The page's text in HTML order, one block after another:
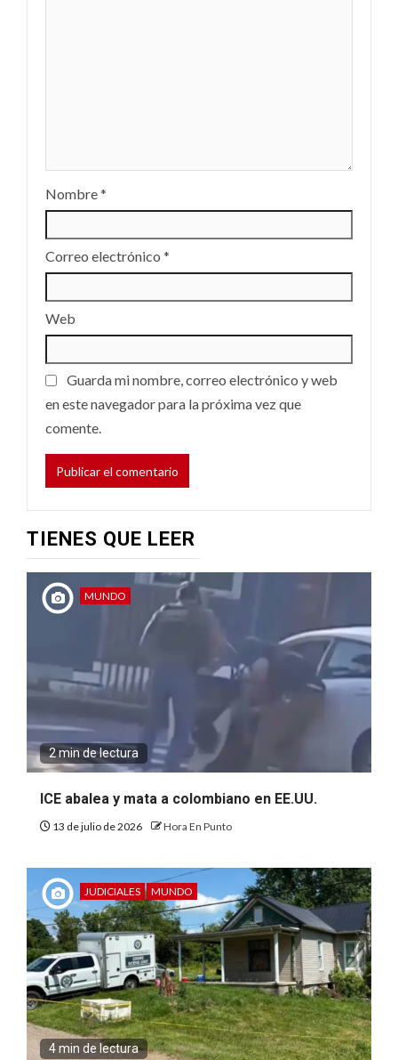
Nombre*
Correo electrónico *
Web
Guarda mi nombre, correo electrónico y web
en este navegador para la próxima vez que
comente.
TIENES QUE LEER
MUNDO
2 min de lectura
ICE abalea y mata a colombiano en EE.UU.
13 de julio de 2026 Hora En Punto
JUDICIALES MUNDO
4 min de lectura